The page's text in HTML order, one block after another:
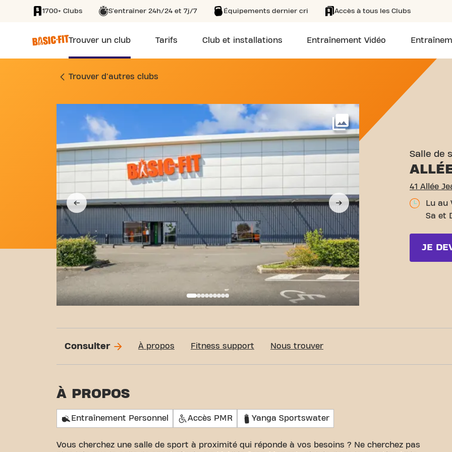
SKIP TO MAIN CONTENT
1700+ Clubs S'entraîner 24h/24 et 7j/7 Équipements dernier cri Accès à tous les Clubs
Trouver un club Tarifs Club et installations Entraînement Vidéo
SALLE DE SPORT 41 ALLÉE JEAN MONNET
Trouver d'autres clubs
Voir plus
Salle de
41 Allée
Lu au
Sa et
JE
Consulter À propos Fitness support Nous trouver
À PROPOS
Entraînement Personnel Accès PMR Yanga Sportswater
Vous cherchez une salle de sport à proximité qui réponde à vos besoins ? Ne cherchez pas